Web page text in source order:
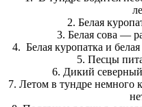
2. Белая
3. Белая сова —
4. Белая куропатка и
5. Песцы
6. Дикий северный
7. Летом в тундре немного